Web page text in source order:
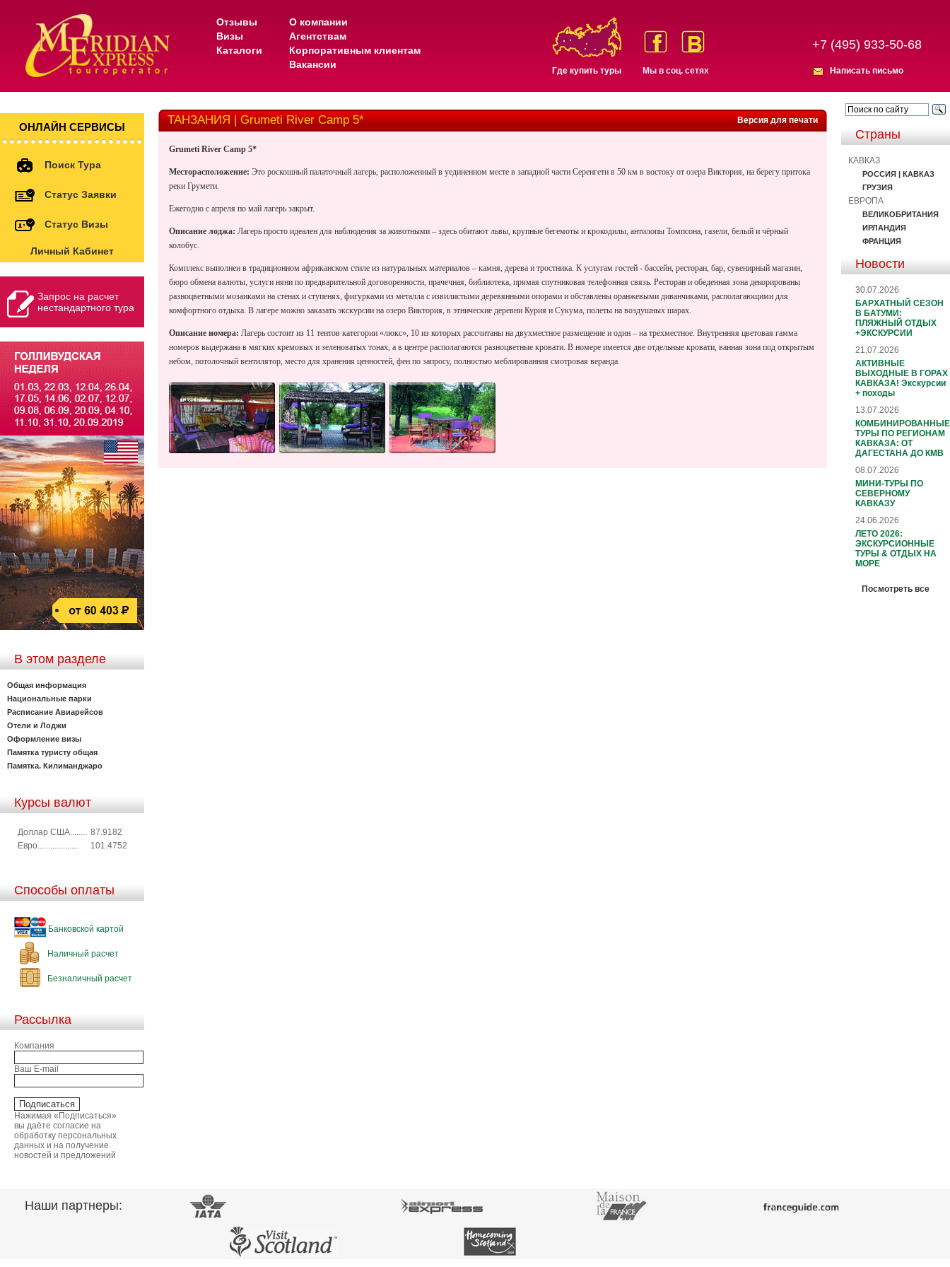
Отзывы
Визы
Каталоги
О компании
Агентствам
Корпоративным клиентам
Вакансии
Где купить туры Мы в соц. сетях
+7 (495) 933-50-68
Написать письмо
ОНЛАЙН СЕРВИСЫ
Поиск Тура
Статус Заявки
Статус Визы
Личный Кабинет
Запрос на расчет
нестандартного тура
В этом разделе
Общая информация
Национальные парки
Расписание Авиарейсов
Отели и Лоджи
Оформление визы
Памятка туристу общая
Памятка. Килиманджаро
Курсы валют
Доллар США........ 87.9182
Евро...................
101.4752
Способы оплаты
Банковской картой
Наличный расчет
Безналичный расчет
Рассылка
Компания
Ваш E-mail
Нажимая «Подписаться»
вы даёте согласие на
обработку персональных
данных и на получение
новостей и предложений
Версия для печати
ТАНЗАНИЯ | Grumeti River Camp 5*
Grumeti River Camp 5*
Месторасположение: Это роскошный палаточный лагерь, расположенный в уединенном месте в западной части Серенгети в 50 км в востоку от озера Виктория, на берегу притока
реки Грумети.
Ежегодно с апреля по май лагерь закрыт.
Описание лоджа: Лагерь просто идеален для наблюдения за животными – здесь обитают львы, крупные бегемоты и крокодилы, антилопы Томпсона, газели, белый и чёрный
колобус.
Комплекс выполнен в традиционном африканском стиле из натуральных материалов – камня, дерева и тростника. К услугам гостей - бассейн, ресторан, бар, сувенирный магазин,
бюро обмена валюты, услуги няни по предварительной договоренности, прачечная, библиотека, прямая спутниковая телефонная связь. Ресторан и обеденная зона декорированы
разноцветными мозаиками на стенах и ступенях, фигурками из металла с извилистыми деревянными опорами и обставлены оранжевыми диванчиками, располагающими для
комфортного отдыха. В лагере можно заказать экскурсии на озеро Виктория, в этнические деревни Курия и Сукума, полеты на воздушных шарах.
Описание номера: Лагерь состоит из 11 тентов категории «люкс», 10 из которых рассчитаны на двухместное размещение и один – на трехместное. Внутренняя цветовая гамма
номеров выдержана в мягких кремовых и зеленоватых тонах, а в центре располагаются разноцветные кровати. В номере имеется две отдельные кровати, ванная зона под открытым
небом, потолочный вентилятор, место для хранения ценностей, фен по запросу, полностью меблированная смотровая веранда.
Страны
КАВКАЗ
РОССИЯ | КАВКАЗ
ГРУЗИЯ
ЕВРОПА
ВЕЛИКОБРИТАНИЯ
ИРЛАНДИЯ
ФРАНЦИЯ
Новости
30.07.2026
БАРХАТНЫЙ СЕЗОН
В БАТУМИ:
ПЛЯЖНЫЙ ОТДЫХ
+ЭКСКУРСИИ
21.07.2026
АКТИВНЫЕ
ВЫХОДНЫЕ В ГОРАХ
КАВКАЗА! Экскурсии
+ походы
13.07.2026
КОМБИНИРОВАННЫЕ
ТУРЫ ПО РЕГИОНАМ
КАВКАЗА: ОТ
ДАГЕСТАНА ДО КМВ
08.07.2026
МИНИ-ТУРЫ ПО
СЕВЕРНОМУ
КАВКАЗУ
24.06.2026
ЛЕТО 2026:
ЭКСКУРСИОННЫЕ
ТУРЫ & ОТДЫХ НА
МОРЕ
Посмотреть все
Наши партнеры: